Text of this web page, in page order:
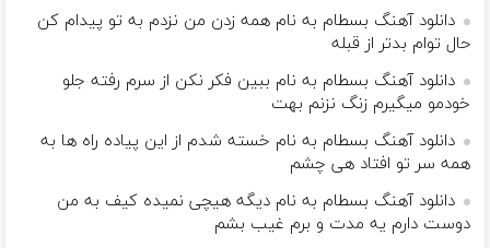
دانلود آهنگ بسطام به نام همه زدن من نزدم به تو پیدام کن
حال توام بدتر از قبله
دانلود آهنگ بسطام به نام ببین فکر نکن از سرم رفته جلو
خودمو میگیرم زنگ نزنم بهت
دانلود آهنگ بسطام به نام خسته شدم از این پیاده راه ها به
همه سر تو افتاد هی چشم
دانلود آهنگ بسطام به نام دیگه هیچی نمیده کیف به من
دوست دارم یه مدت و برم غیب بشم